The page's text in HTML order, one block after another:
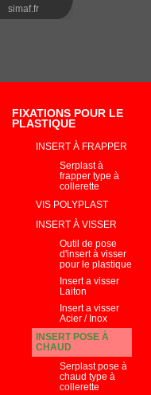
simaf.fr
FIXATIONS POUR LE
PLASTIQUE
INSERT À FRAPPER
Serplast à
frapper type à
collerette
VIS POLYPLAST
INSERT À VISSER
Outil de pose
d'insert à visser
pour le plastique
Insert a visser
Laiton
Insert a visser
Acier / Inox
INSERT POSE À
CHAUD
Serplast pose à
chaud type à
collerette